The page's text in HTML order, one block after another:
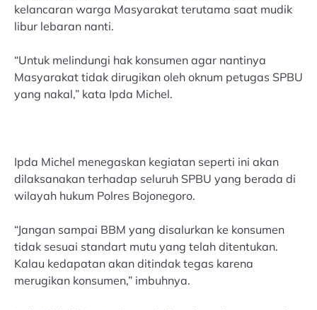
kelancaran warga Masyarakat terutama saat mudik
libur lebaran nanti.
“Untuk melindungi hak konsumen agar nantinya
Masyarakat tidak dirugikan oleh oknum petugas SPBU
yang nakal,” kata Ipda Michel.
Ipda Michel menegaskan kegiatan seperti ini akan
dilaksanakan terhadap seluruh SPBU yang berada di
wilayah hukum Polres Bojonegoro.
“Jangan sampai BBM yang disalurkan ke konsumen
tidak sesuai standart mutu yang telah ditentukan.
Kalau kedapatan akan ditindak tegas karena
merugikan konsumen,” imbuhnya.